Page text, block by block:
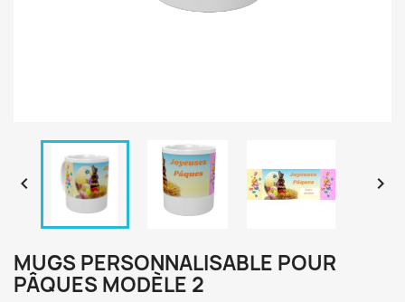
 
MUGS PERSONNALISABLE POUR
PÂQUES MODÈLE 2